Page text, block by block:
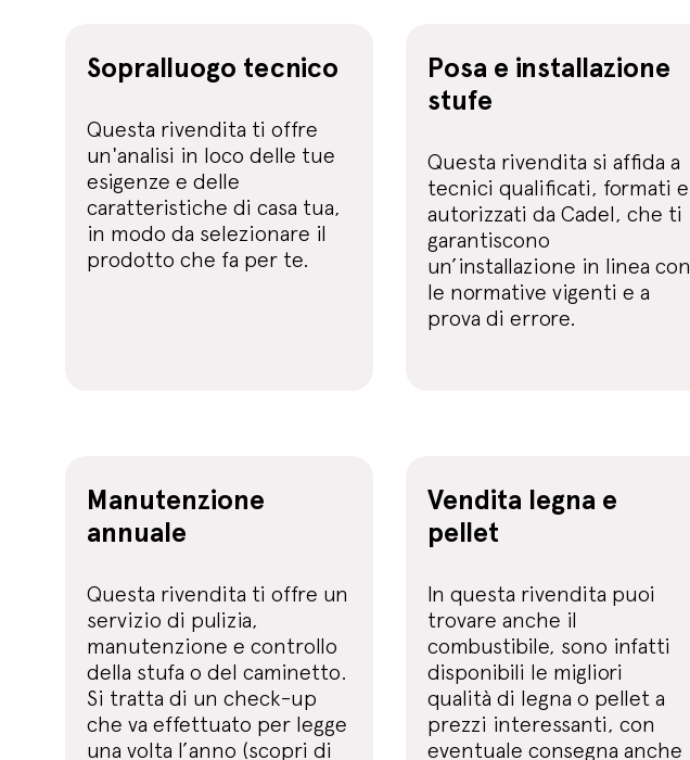
Sopralluogo tecnico
Questa rivendita ti offre
un'analisi in loco delle tue
esigenze e delle
caratteristiche di casa tua,
in modo da selezionare il
prodotto che fa per te.
Posa e installazione
stufe
Questa rivendita si affida a
tecnici qualificati, formati e
autorizzati da Cadel, che ti
garantiscono
un’installazione in linea con
le normative vigenti e a
prova di errore.
Manutenzione
annuale
Questa rivendita ti offre un
servizio di pulizia,
manutenzione e controllo
della stufa o del caminetto.
Si tratta di un check-up
che va effettuato per legge
una volta l’anno (scopri di
Vendita legna e
pellet
In questa rivendita puoi
trovare anche il
combustibile, sono infatti
disponibili le migliori
qualità di legna o pellet a
prezzi interessanti, con
eventuale consegna anche